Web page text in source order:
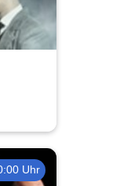
Uhr